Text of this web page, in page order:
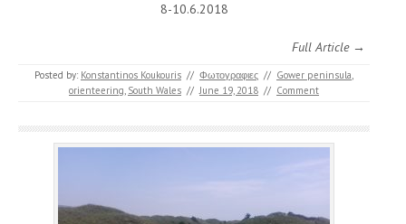
8-10.6.2018
Full Article →
Posted by: Konstantinos Koukouris // Φωτογραφιες // Gower peninsula,
orienteering, South Wales // June 19, 2018 // Comment